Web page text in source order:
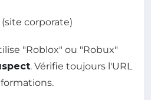
(site corporate)
"Roblox" ou "Robux"
. Vérifie toujours l'URL